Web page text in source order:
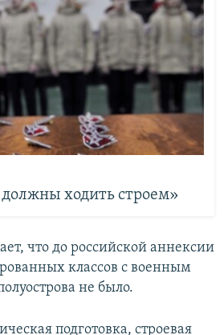
ходить строем»
что до российской аннексии
классов с военным
не было.
подготовка, строевая